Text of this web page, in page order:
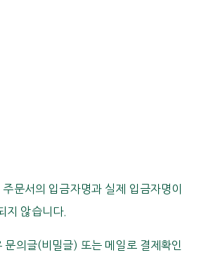
문서의 입금자명과 실제 입금자명이
지 않습니다.
의글(비밀글) 또는 메일로 결제확인